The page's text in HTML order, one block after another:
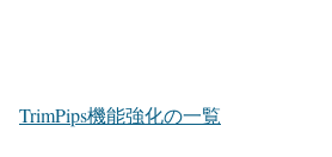
TrimPips機能強化の一覧